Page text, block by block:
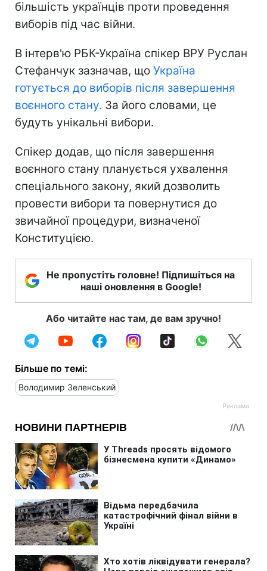
більшість українців проти проведення
виборів під час війни.
В інтерв'ю РБК-Україна спікер ВРУ Руслан
Стефанчук зазначав, що Україна
готується до виборів після завершення
воєнного стану. За його словами, це
будуть унікальні вибори.
Спікер додав, що після завершення
воєнного стану планується ухвалення
спеціального закону, який дозволить
провести вибори та повернутися до
звичайної процедури, визначеної
Конституцією.
Не пропустіть головне! Підпишіться на
наші оновлення в Google!
Або читайте нас там, де вам зручно!
Більше по темі:
Володимир Зеленський